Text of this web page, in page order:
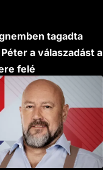
tagadta
a válaszadást a
felé